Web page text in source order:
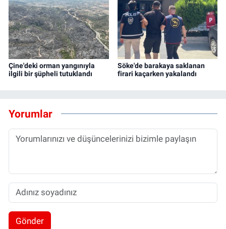
Çine'deki orman yangınıyla
ilgili bir şüpheli tutuklandı
Söke'de barakaya saklanan
firari kaçarken yakalandı
Yorumlar
Gönder